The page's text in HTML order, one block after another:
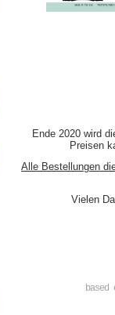
Ende 2020 wird
Preisen
Alle Bestellungen
Vielen